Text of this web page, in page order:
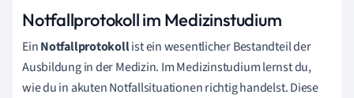
Notfallprotokoll im Medizinstudium
EinNotfallprotokollist ein wesentlicher Bestandteil der
Ausbildung in der Medizin. Im Medizinstudium lernst du,
wie du in akuten Notfallsituationen richtig handelst. Diese